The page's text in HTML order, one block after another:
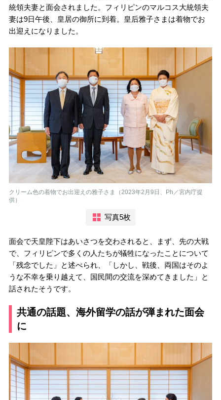
統領夫妻と面会されました。フィリピンのマルコス大統領夫
妻は9日午後、皇居の御所に到着。皇后雅子さまは着物でお
出迎えになりました。
クリーム色の着物でお出迎えの雅子さま（2023年2月9日、Ph／宮内庁提
供）
写真5枚
面会で天皇陛下はあいさつを交わされると、まず、先の大戦
で、フィリピンで多くの人たちが犠牲になったことについて
「残念でした」と述べられ、「しかし、戦後、両国はそのよ
うな不幸を乗り越えて、国民間の交流を深めてきました」と
話されたそうです。
共通の話題、海外留学の話が弾まれた面会
に